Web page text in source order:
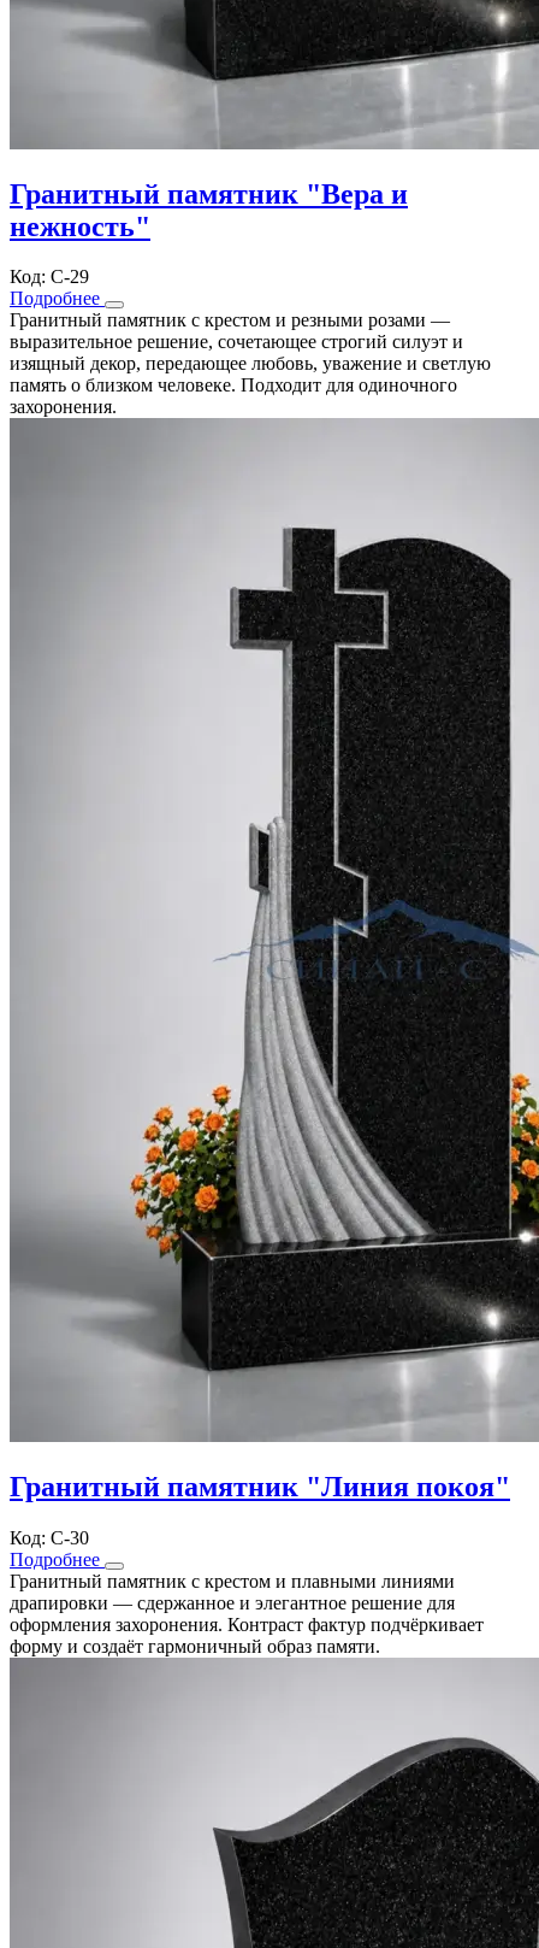
Гранитный памятник "Вера и
нежность"
Код: С-29
Подробнее
Гранитный памятник с крестом и резными розами —
выразительное решение, сочетающее строгий силуэт и
изящный декор, передающее любовь, уважение и светлую
память о близком человеке. Подходит для одиночного
захоронения.
Гранитный памятник "Линия покоя"
Код: С-30
Подробнее
Гранитный памятник с крестом и плавными линиями
драпировки — сдержанное и элегантное решение для
оформления захоронения. Контраст фактур подчёркивает
форму и создаёт гармоничный образ памяти.